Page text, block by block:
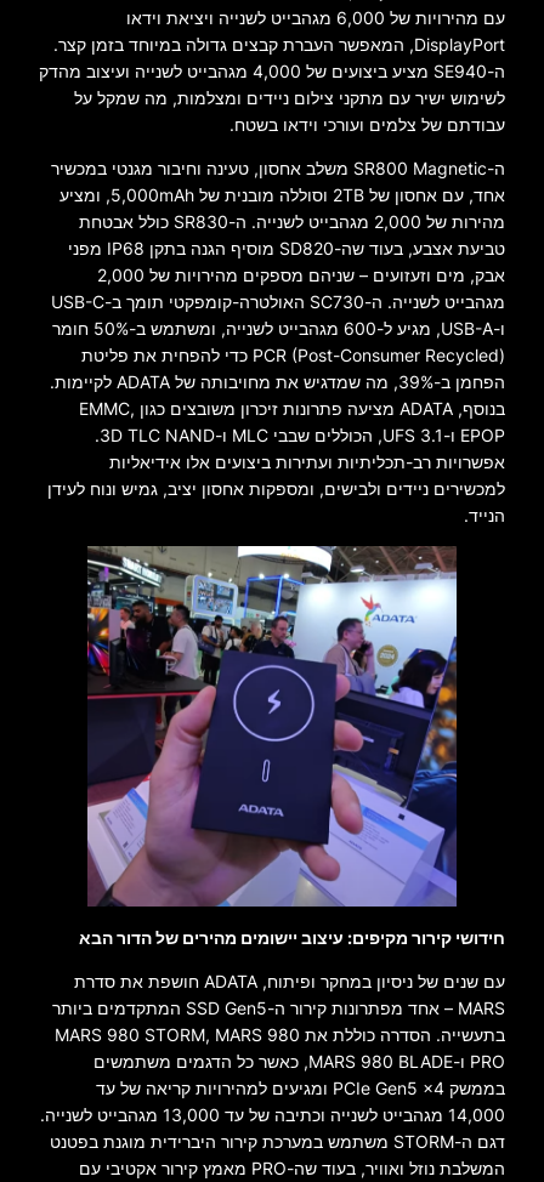
עם מהירויות של 6,000 מגהבייט לשנייה ויציאת וידאו
DisplayPort, המאפשר העברת קבצים גדולה במיוחד בזמן קצר.
ה-SE940 מציע ביצועים של 4,000 מגהבייט לשנייה ועיצוב מהדק
לשימוש ישיר עם מתקני צילום ניידים ומצלמות, מה שמקל על
עבודתם של צלמים ועורכי וידאו בשטח.
ה-SR800 Magnetic משלב אחסון, טעינה וחיבור מגנטי במכשיר
אחד, עם אחסון של 2TB וסוללה מובנית של 5,000mAh, ומציע
מהירות של 2,000 מגהבייט לשנייה. ה-SR830 כולל אבטחת
טביעת אצבע, בעוד שה-SD820 מוסיף הגנה בתקן IP68 מפני
אבק, מים וזעזועים – שניהם מספקים מהירויות של 2,000
מגהבייט לשנייה. ה-SC730 האולטרה-קומפקטי תומך ב-USB-C
ו-USB-A, מגיע ל-600 מגהבייט לשנייה, ומשתמש ב-50% חומר
PCR (Post-Consumer Recycled) כדי להפחית את פליטת
הפחמן ב-39%, מה שמדגיש את מחויבותה של ADATA לקיימות.
בנוסף, ADATA מציעה פתרונות זיכרון משובצים כגון EMMC,
EPOP ו-UFS 3.1, הכוללים שבבי MLC ו-3D TLC NAND.
אפשרויות רב-תכליתיות ועתירות ביצועים אלו אידיאליות
למכשירים ניידים ולבישים, ומספקות אחסון יציב, גמיש ונוח לעידן
הנייד.
חידושי קירור מקיפים: עיצוב יישומים מהירים של הדור הבא
עם שנים של ניסיון במחקר ופיתוח, ADATA חושפת את סדרת
MARS – אחד מפתרונות קירור ה-SSD Gen5 המתקדמים ביותר
בתעשייה. הסדרה כוללת את MARS 980 STORM, MARS 980
PRO ו-MARS 980 BLADE, כאשר כל הדגמים משתמשים
בממשק PCIe Gen5 x4 ומגיעים למהירויות קריאה של עד
14,000 מגהבייט לשנייה וכתיבה של עד 13,000 מגהבייט לשנייה.
דגם ה-STORM משתמש במערכת קירור היברידית מוגנת בפטנט
המשלבת נוזל ואוויר, בעוד שה-PRO מאמץ קירור אקטיבי עם